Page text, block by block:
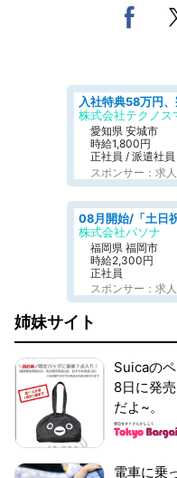
株式会社テクノス
愛知県 安城市
時給1,800円
正社員 / 派遣社員
スポンサー：求
株式会社パソナ
福岡県 福岡市
時給2,300円
正社員
スポンサー：求
姉妹サイト
Suicaの
8日に発
だよ~。
電車に乗